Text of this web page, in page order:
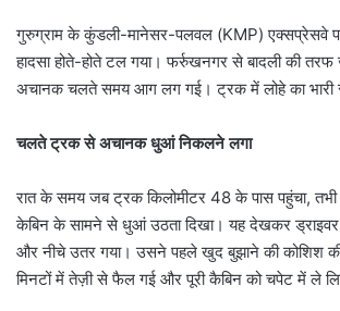
गुरुग्राम के कुंडली-मानेसर-पलवल (KMP) एक्सप्रेसवे
हादसा होते-होते टल गया। फर्रुखनगर से बादली की
अचानक चलते समय आग लग गई। ट्रक में लोहे का भारी
चलते ट्रक से अचानक धुआं निकलने लगा
रात के समय जब ट्रक किलोमीटर 48 के पास पहुंचा,
केबिन के सामने से धुआं उठता दिखा। यह देखकर
और नीचे उतर गया। उसने पहले खुद बुझाने की कोशिश
मिनटों में तेज़ी से फैल गई और पूरी कैबिन को चपेट में ले